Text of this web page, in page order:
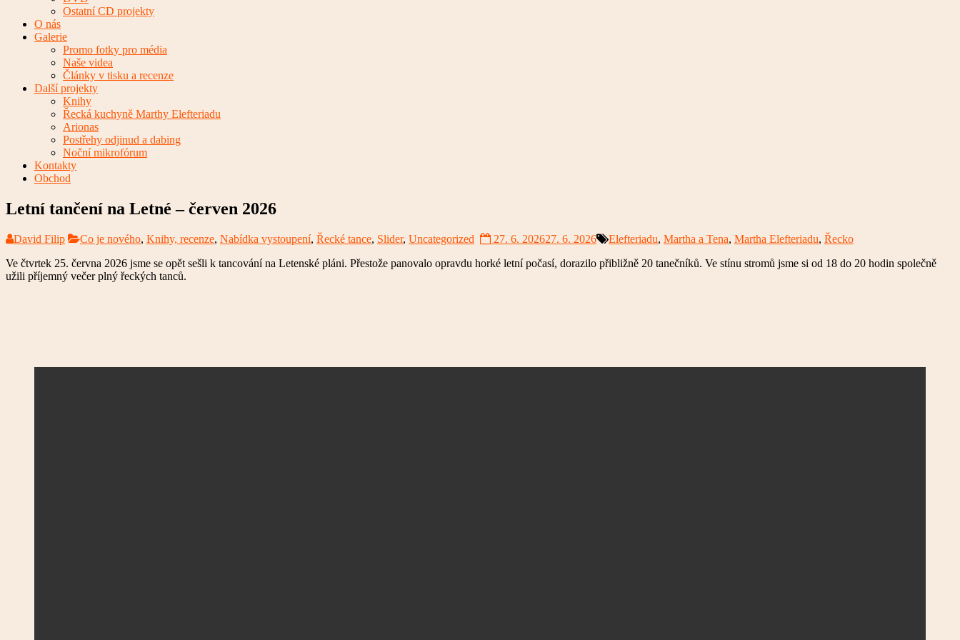
Ostatní CD projekty
O nás
Galerie
Promo fotky pro média
Naše videa
Články v tisku a recenze
Další projekty
Knihy
Řecká kuchyně Marthy Elefteriadu
Arionas
Postřehy odjinud a dabing
Noční mikrofórum
Kontakty
Obchod
Letní tančení na Letné – červen 2026
David Filip Co je nového, Knihy, recenze, Nabídka vystoupení, Řecké tance, Slider, Uncategorized 27. 6. 202627. 6. 2026 Elefteriadu, Martha a Tena, Martha Elefteriadu, Řecko
Ve čtvrtek 25. června 2026 jsme se opět sešli k tancování na Letenské pláni. Přestože panovalo opravdu horké letní počasí, dorazilo přibližně 20 tanečníků. Ve stínu stromů jsme si od 18 do 20 hodin společně
užili příjemný večer plný řeckých tanců.